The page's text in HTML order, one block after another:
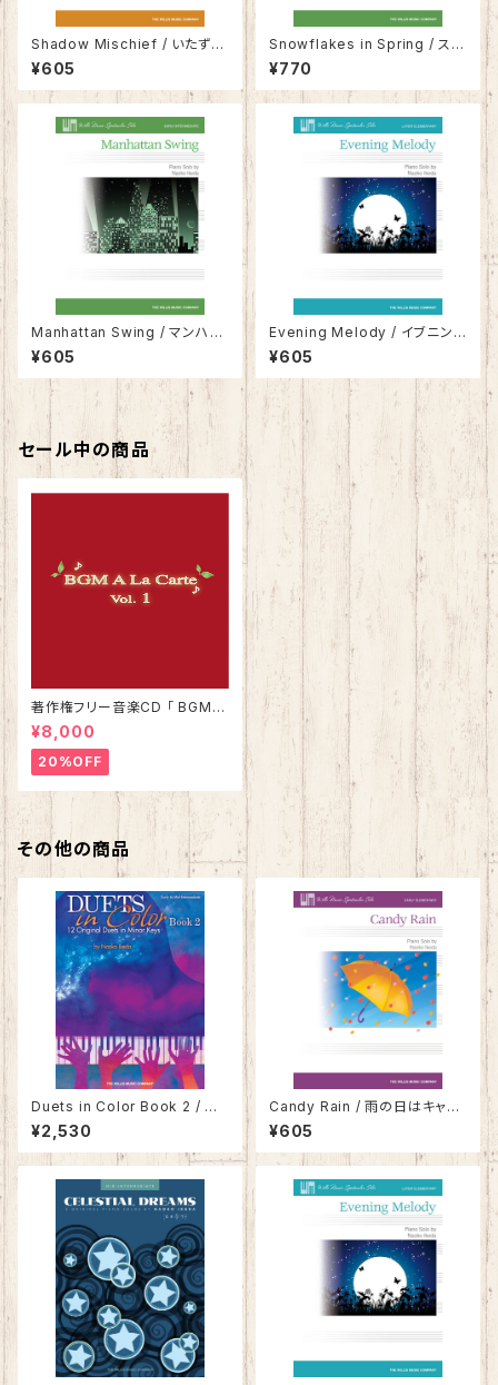
Shadow Mischief / いたずら
影法師
¥605
Snowflakes in Spring / スノ
ーフレーク・イン・スプリング
¥770
Manhattan Swing / マンハッ
タン・スウィング
¥605
Evening Melody / イブニン
グ・メロディー
¥605
セール中の商品
著作権フリー音楽CD 「 BGMア
ラカルト Vol.1 」
¥8,000
20%OFF
その他の商品
Duets in Color Book 2 / デ
ュエット・イン・カラー 2
¥2,530
Candy Rain / 雨の日はキャン
ディ・レイン
¥605